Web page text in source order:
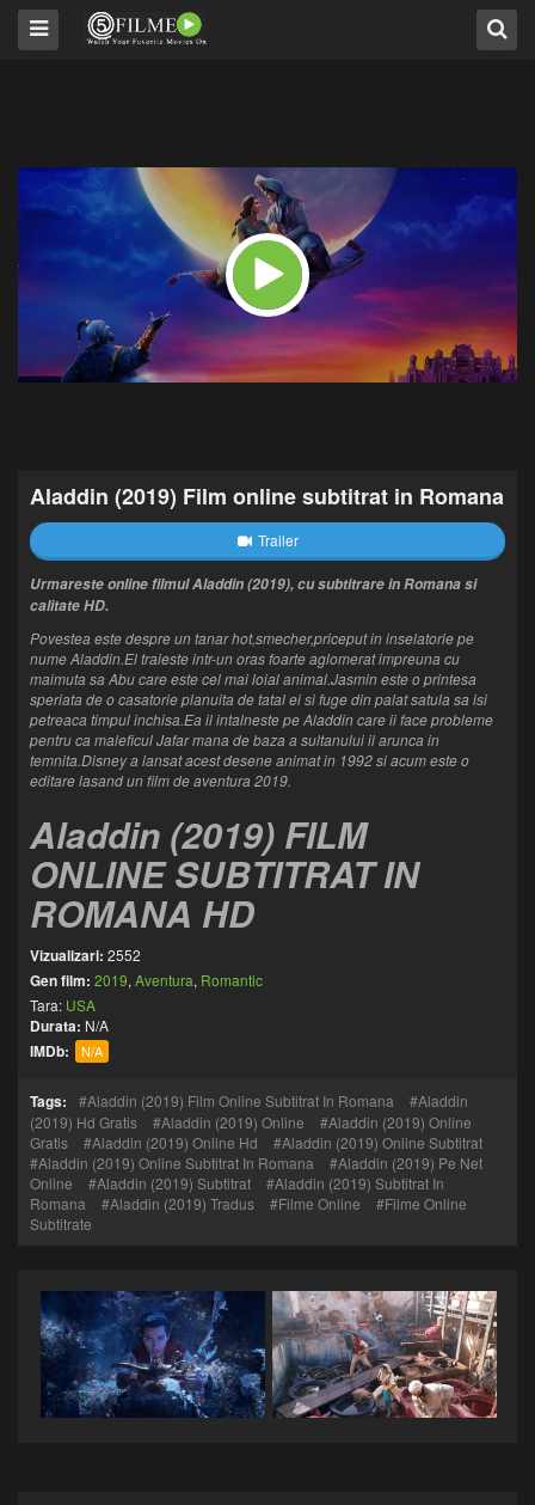
Aladdin (2019) Film online subtitrat in Romana
Trailer
Urmareste online filmul Aladdin (2019), cu subtitrare in Romana si
calitate HD.
Povestea este despre un tanar hot,smecher,priceput in inselatorie pe
nume Aladdin.El traieste intr-un oras foarte aglomerat impreuna cu
maimuta sa Abu care este cel mai loial animal.Jasmin este o printesa
speriata de o casatorie planuita de tatal ei si fuge din palat satula sa isi
petreaca timpul inchisa.Ea il intalneste pe Aladdin care ii face probleme
pentru ca maleficul Jafar mana de baza a sultanului il arunca in
temnita.Disney a lansat acest desene animat in 1992 si acum este o
editare lasand un film de aventura 2019.
Aladdin (2019) FILM
ONLINE SUBTITRAT IN
ROMANA HD
Vizualizari: 2552
Gen film: 2019, Aventura, Romantic
Tara: USA
Durata: N/A
IMDb: N/A
Tags: Aladdin (2019) Film Online Subtitrat In Romana
Aladdin
(2019) Hd Gratis
Aladdin (2019) Online
Aladdin (2019) Online
Gratis
Aladdin (2019) Online Hd
Aladdin (2019) Online Subtitrat
Aladdin (2019) Online Subtitrat In Romana
Aladdin (2019) Pe Net
Online
Aladdin (2019) Subtitrat
Aladdin (2019) Subtitrat In
Romana
Aladdin (2019) Tradus Filme Online
Filme Online
Subtitrate